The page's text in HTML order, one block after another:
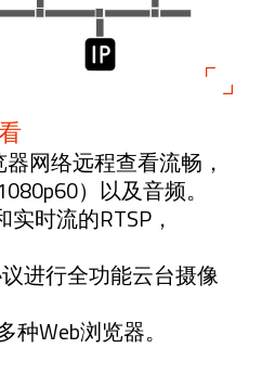
网络远程查看流畅，
）以及音频。
时流的RTSP，
进行全功能云台摄像
Web浏览器。